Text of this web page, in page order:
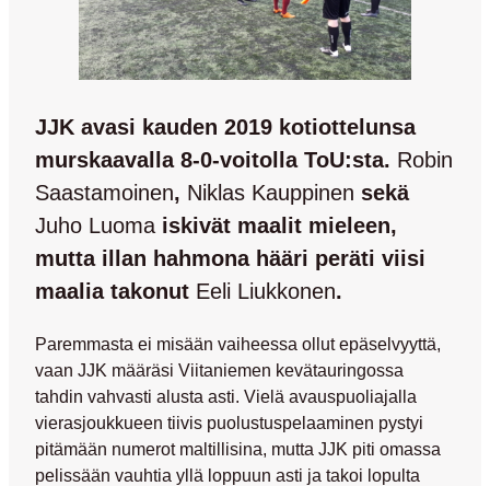
JJK avasi kauden 2019 kotiottelunsa
murskaavalla 8-0-voitolla ToU:sta. Robin
Saastamoinen, Niklas Kauppinen sekä
Juho Luomaiskivät maalit mieleen,
mutta illan hahmona hääri peräti viisi
maalia takonut Eeli Liukkonen.
Paremmasta ei misään vaiheessa ollut epäselvyyttä,
vaan JJK määräsi Viitaniemen kevätauringossa
tahdin vahvasti alusta asti. Vielä avauspuoliajalla
vierasjoukkueen tiivis puolustuspelaaminen pystyi
pitämään numerot maltillisina, mutta JJK piti omassa
pelissään vauhtia yllä loppuun asti ja takoi lopulta